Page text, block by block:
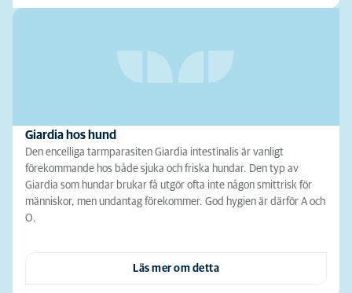
Giardia hos hund
Den encelliga tarmparasiten Giardia intestinalis är vanligt
förekommande hos både sjuka och friska hundar. Den typ av
Giardia som hundar brukar få utgör ofta inte någon smittrisk för
människor, men undantag förekommer. God hygien är därför A och
O.
Läs mer om detta